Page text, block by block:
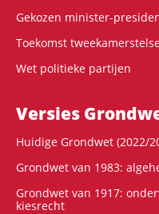
Gekozen minister-
Toekomst
Wet politieke partijen
Versies
Huidige Grondwet (2022/
Grondwet van 1983:
Grondwet van 1917:
kiesrecht